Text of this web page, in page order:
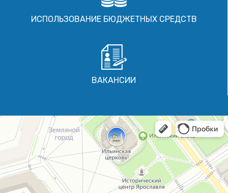
ИСПОЛЬЗОВАНИЕ БЮДЖЕТНЫХ СРЕДСТВ
ВАКАНСИИ